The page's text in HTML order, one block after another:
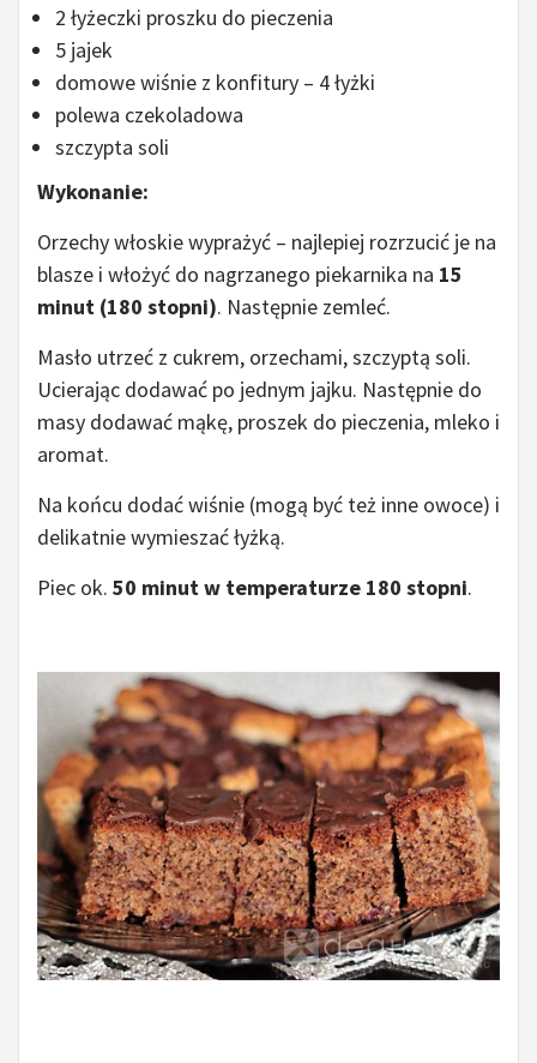
2 łyżeczki proszku do pieczenia
5 jajek
domowe wiśnie z konfitury – 4 łyżki
polewa czekoladowa
szczypta soli
Wykonanie:
Orzechy włoskie wyprażyć – najlepiej rozrzucić je na
blasze i włożyć do nagrzanego piekarnika na 15
minut (180 stopni). Następnie zemleć.
Masło utrzeć z cukrem, orzechami, szczyptą soli.
Ucierając dodawać po jednym jajku. Następnie do
masy dodawać mąkę, proszek do pieczenia, mleko i
aromat.
Na końcu dodać wiśnie (mogą być też inne owoce) i
delikatnie wymieszać łyżką.
Piec ok. 50 minut w temperaturze 180 stopni.